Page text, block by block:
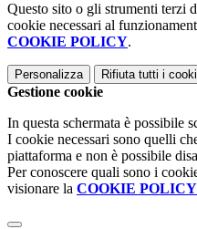
Questo sito o gli strumenti terzi
cookie necessari al
COOKIE POLICY.
Personalizza Rifiuta tutti i
Gestione cookie
In questa schermata è possibile
I cookie necessari sono quelli
piattaforma e non è possibile
Per conoscere quali sono i
visionare la COOKIE POLICY